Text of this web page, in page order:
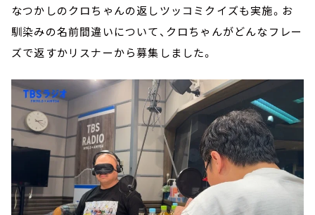
なつかしのクロちゃんの返しツッコミクイズも実施。お
馴染みの名前間違いについて、クロちゃんがどんなフレー
ズで返すかリスナーから募集しました。